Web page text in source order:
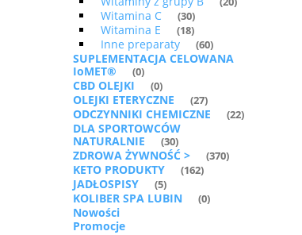
Witamina C (30)
Witamina E (18)
Inne preparaty (60)
SUPLEMENTACJA CELOWANA
IoMET®
(0)
CBD OLEJKI (0)
OLEJKI ETERYCZNE (27)
ODCZYNNIKI CHEMICZNE (22)
DLA SPORTOWCÓW
NATURALNIE
(30)
ZDROWA ŻYWNOŚĆ > (370)
KETO PRODUKTY (162)
JADŁOSPISY (5)
KOLIBER SPA LUBIN (0)
Nowości
Promocje